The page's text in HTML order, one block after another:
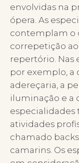
envolvidas na
ópera. As
contemplam o
correpetição
repertório. Nas
por exemplo, a
adereçaria, a
iluminação e a
especialidades
atividades
chamado
camarins. Os